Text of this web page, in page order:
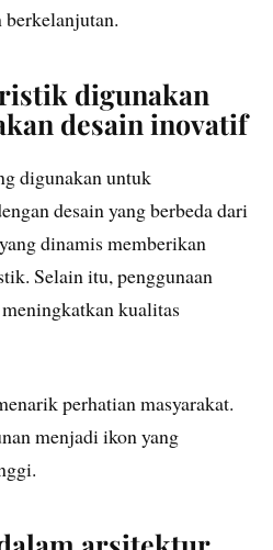
digunakan
desain inovatif
digunakan untuk
desain yang berbeda dari
dinamis memberikan
Selain itu, penggunaan
kualitas
perhatian masyarakat.
menjadi ikon yang